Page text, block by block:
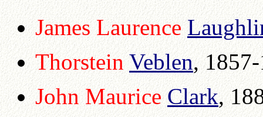
James Laurence
ThorsteinVeblen,
John MauriceClark,